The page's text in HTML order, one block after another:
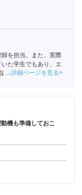
を担当。また、実際
た学生でもあり、エ
の学生への支援を中
詳細ページを見る
機も準備しておこ